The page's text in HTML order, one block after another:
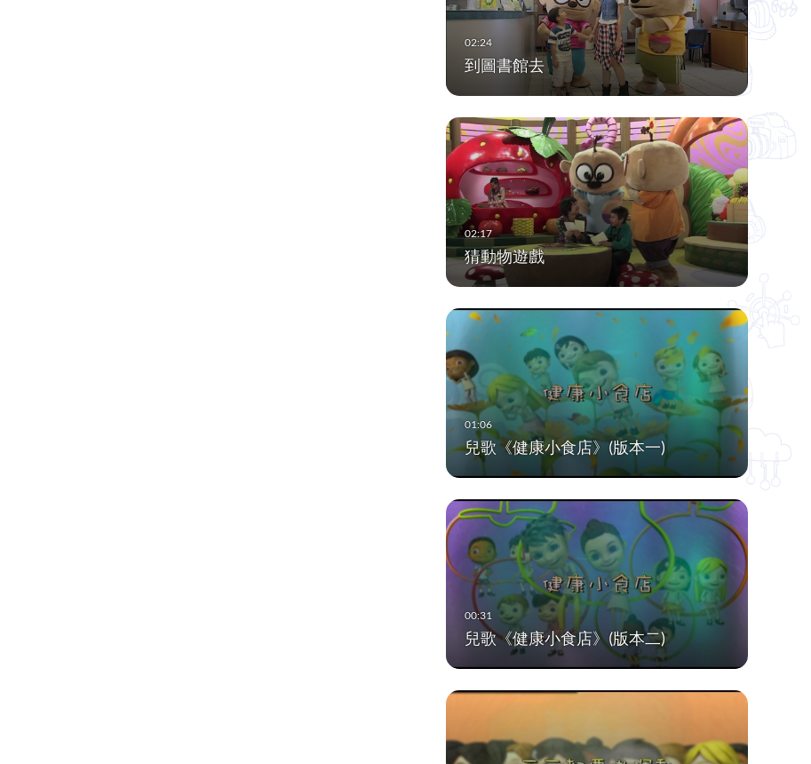
到圖書館去
猜動物遊戲
兒歌《健康小食店》(版本一)
兒歌《健康小食店》(版本二)